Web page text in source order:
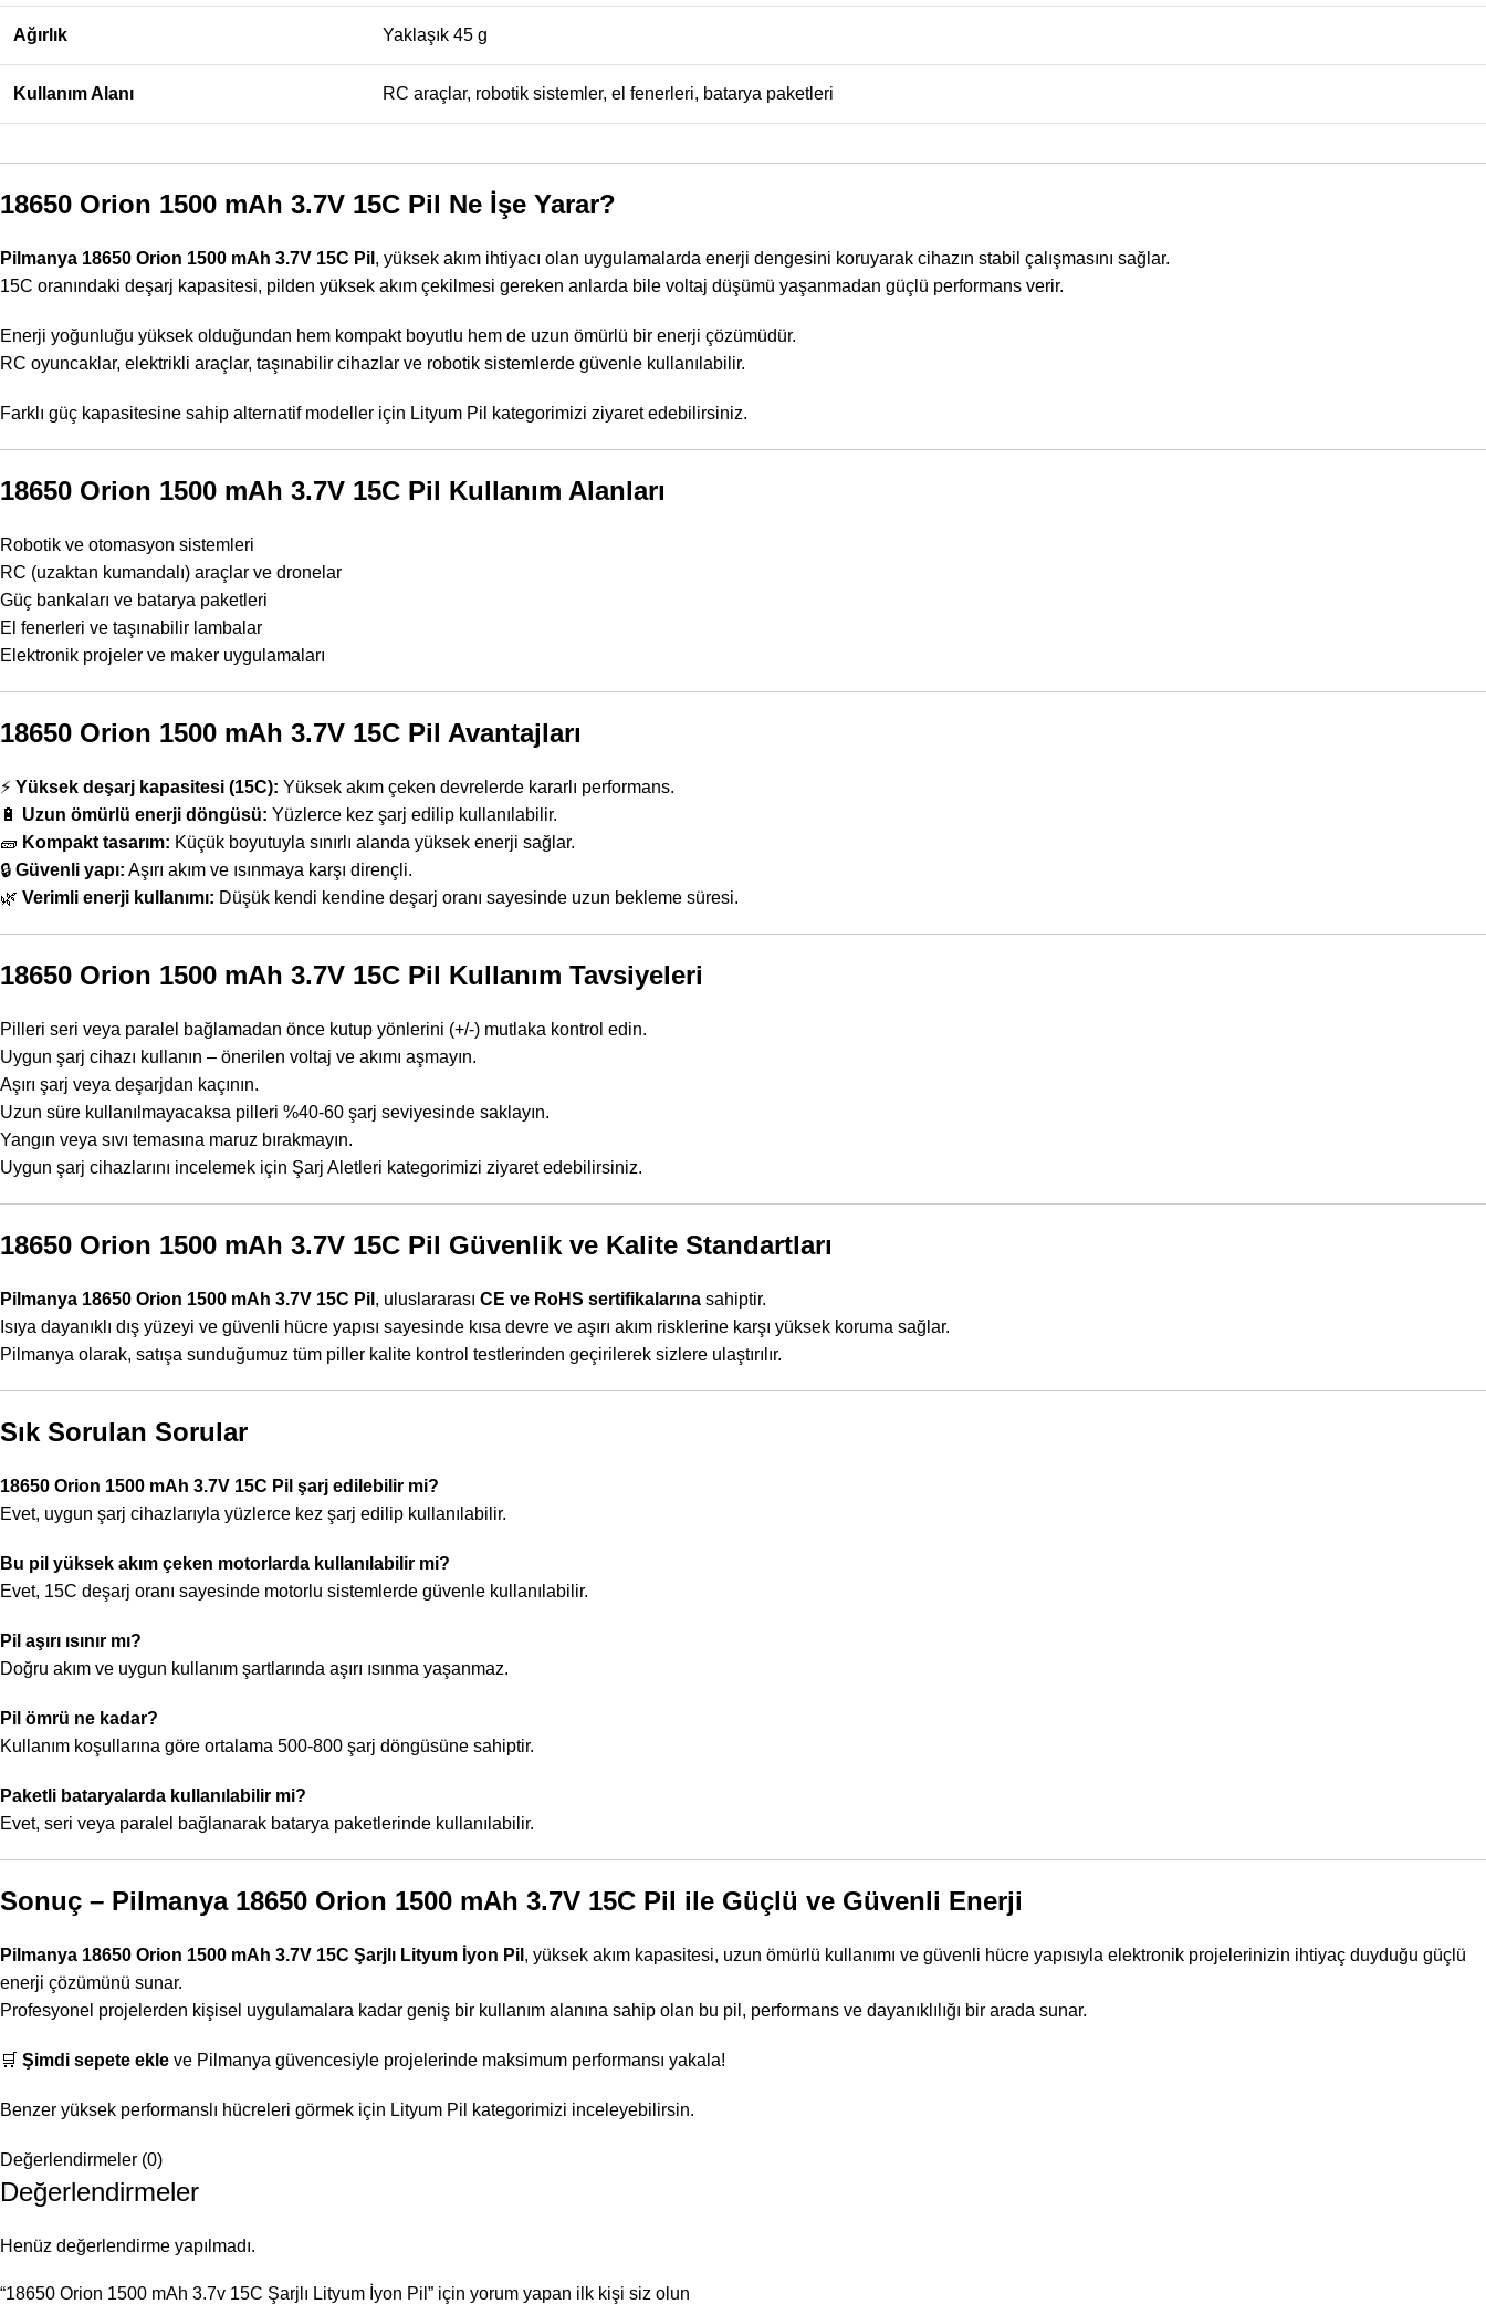
Ağırlık Yaklaşık 45 g
Kullanım Alanı RC araçlar, robotik sistemler, el fenerleri, batarya paketleri
18650 Orion 1500 mAh 3.7V 15C Pil Ne İşe Yarar?
Pilmanya 18650 Orion 1500 mAh 3.7V 15C Pil , yüksek akım ihtiyacı olan uygulamalarda enerji dengesini koruyarak cihazın stabil çalışmasını sağlar.
15C oranındaki deşarj kapasitesi, pilden yüksek akım çekilmesi gereken anlarda bile voltaj düşümü yaşanmadan güçlü performans verir.
Enerji yoğunluğu yüksek olduğundan hem kompakt boyutlu hem de uzun ömürlü bir enerji çözümüdür.
RC oyuncaklar, elektrikli araçlar, taşınabilir cihazlar ve robotik sistemlerde güvenle kullanılabilir.
Farklı güç kapasitesine sahip alternatif modeller için Lityum Pil kategorimizi ziyaret edebilirsiniz.
18650 Orion 1500 mAh 3.7V 15C Pil Kullanım Alanları
Robotik ve otomasyon sistemleri
RC (uzaktan kumandalı) araçlar ve dronelar
Güç bankaları ve batarya paketleri
El fenerleri ve taşınabilir lambalar
Elektronik projeler ve maker uygulamaları
18650 Orion 1500 mAh 3.7V 15C Pil Avantajları
⚡ Yüksek deşarj kapasitesi (15C): Yüksek akım çeken devrelerde kararlı performans.
🔋 Uzun ömürlü enerji döngüsü: Yüzlerce kez şarj edilip kullanılabilir.
🧱 Kompakt tasarım: Küçük boyutuyla sınırlı alanda yüksek enerji sağlar.
🔒 Güvenli yapı: Aşırı akım ve ısınmaya karşı dirençli.
🌿 Verimli enerji kullanımı: Düşük kendi kendine deşarj oranı sayesinde uzun bekleme süresi.
18650 Orion 1500 mAh 3.7V 15C Pil Kullanım Tavsiyeleri
Pilleri seri veya paralel bağlamadan önce kutup yönlerini (+/-) mutlaka kontrol edin.
Uygun şarj cihazı kullanın – önerilen voltaj ve akımı aşmayın.
Aşırı şarj veya deşarjdan kaçının.
Uzun süre kullanılmayacaksa pilleri %40-60 şarj seviyesinde saklayın.
Yangın veya sıvı temasına maruz bırakmayın.
Uygun şarj cihazlarını incelemek için Şarj Aletleri kategorimizi ziyaret edebilirsiniz.
18650 Orion 1500 mAh 3.7V 15C Pil Güvenlik ve Kalite Standartları
Pilmanya 18650 Orion 1500 mAh 3.7V 15C Pil , uluslararası CE ve RoHS sertifikalarına sahiptir.
Isıya dayanıklı dış yüzeyi ve güvenli hücre yapısı sayesinde kısa devre ve aşırı akım risklerine karşı yüksek koruma sağlar.
Pilmanya olarak, satışa sunduğumuz tüm piller kalite kontrol testlerinden geçirilerek sizlere ulaştırılır.
Sık Sorulan Sorular
18650 Orion 1500 mAh 3.7V 15C Pil şarj edilebilir mi?
Evet, uygun şarj cihazlarıyla yüzlerce kez şarj edilip kullanılabilir.
Bu pil yüksek akım çeken motorlarda kullanılabilir mi?
Evet, 15C deşarj oranı sayesinde motorlu sistemlerde güvenle kullanılabilir.
Pil aşırı ısınır mı?
Doğru akım ve uygun kullanım şartlarında aşırı ısınma yaşanmaz.
Pil ömrü ne kadar?
Kullanım koşullarına göre ortalama 500-800 şarj döngüsüne sahiptir.
Paketli bataryalarda kullanılabilir mi?
Evet, seri veya paralel bağlanarak batarya paketlerinde kullanılabilir.
Sonuç – Pilmanya 18650 Orion 1500 mAh 3.7V 15C Pil ile Güçlü ve Güvenli Enerji
Pilmanya 18650 Orion 1500 mAh 3.7V 15C Şarjlı Lityum İyon Pil , yüksek akım kapasitesi, uzun ömürlü kullanımı ve güvenli hücre yapısıyla elektronik projelerinizin ihtiyaç duyduğu güçlü
enerji çözümünü sunar.
Profesyonel projelerden kişisel uygulamalara kadar geniş bir kullanım alanına sahip olan bu pil, performans ve dayanıklılığı bir arada sunar.
🛒 Şimdi sepete ekle ve Pilmanya güvencesiyle projelerinde maksimum performansı yakala!
Benzer yüksek performanslı hücreleri görmek için Lityum Pil kategorimizi inceleyebilirsin.
Değerlendirmeler (0)
Değerlendirmeler
Henüz değerlendirme yapılmadı.
“18650 Orion 1500 mAh 3.7v 15C Şarjlı Lityum İyon Pil” için yorum yapan ilk kişi siz olun